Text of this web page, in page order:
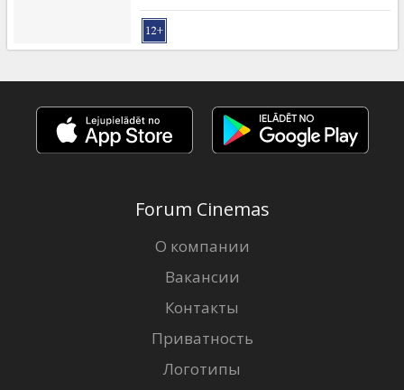
Forum Cinemas
О компании
Вакансии
Контакты
Приватность
Логотипы